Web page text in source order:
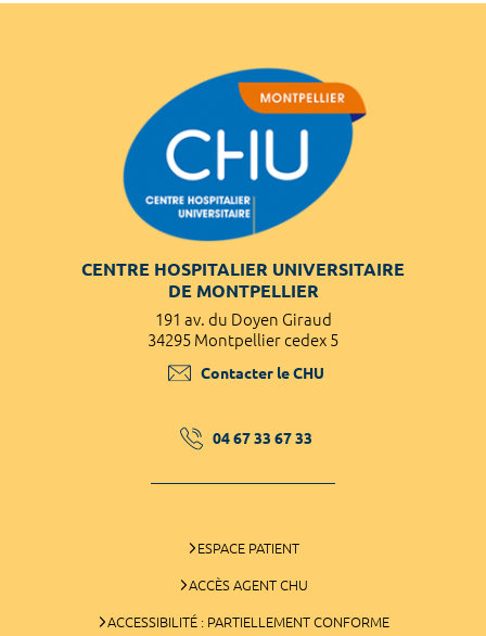
CENTRE HOSPITALIER UNIVERSITAIRE
DE MONTPELLIER
191 av. du Doyen Giraud
34295 Montpellier cedex 5
Contacter le CHU
04 67 33 67 33
ESPACE PATIENT
ACCÈS AGENT CHU
ACCESSIBILITÉ : PARTIELLEMENT CONFORME